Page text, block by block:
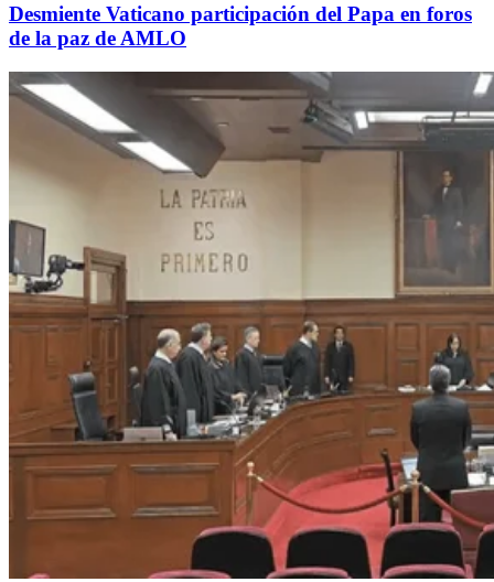
Desmiente Vaticano participación del Papa en foros
de la paz de AMLO